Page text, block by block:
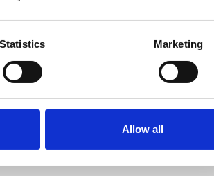
Statistics Marketing
Allow all
confort și de a păstra la
a consuma mai puține resurse
puțin.